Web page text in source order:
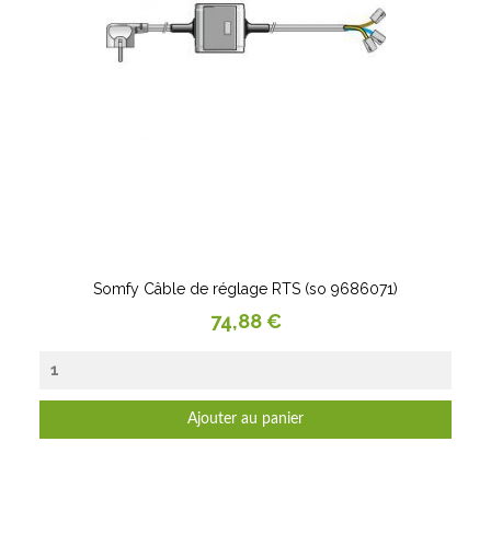
Somfy Câble de réglage RTS (so 9686071)
Prix
74,88 €
Ajouter au panier